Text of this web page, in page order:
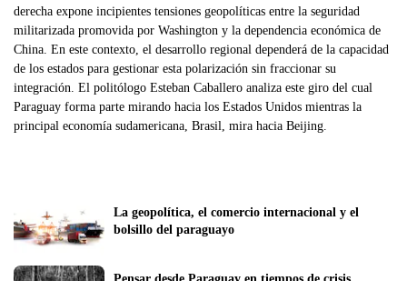
derecha expone incipientes tensiones geopolíticas entre la seguridad
militarizada promovida por Washington y la dependencia económica de
China. En este contexto, el desarrollo regional dependerá de la capacidad
de los estados para gestionar esta polarización sin fraccionar su
integración. El politólogo Esteban Caballero analiza este giro del cual
Paraguay forma parte mirando hacia los Estados Unidos mientras la
principal economía sudamericana, Brasil, mira hacia Beijing.
La geopolítica, el comercio internacional y el